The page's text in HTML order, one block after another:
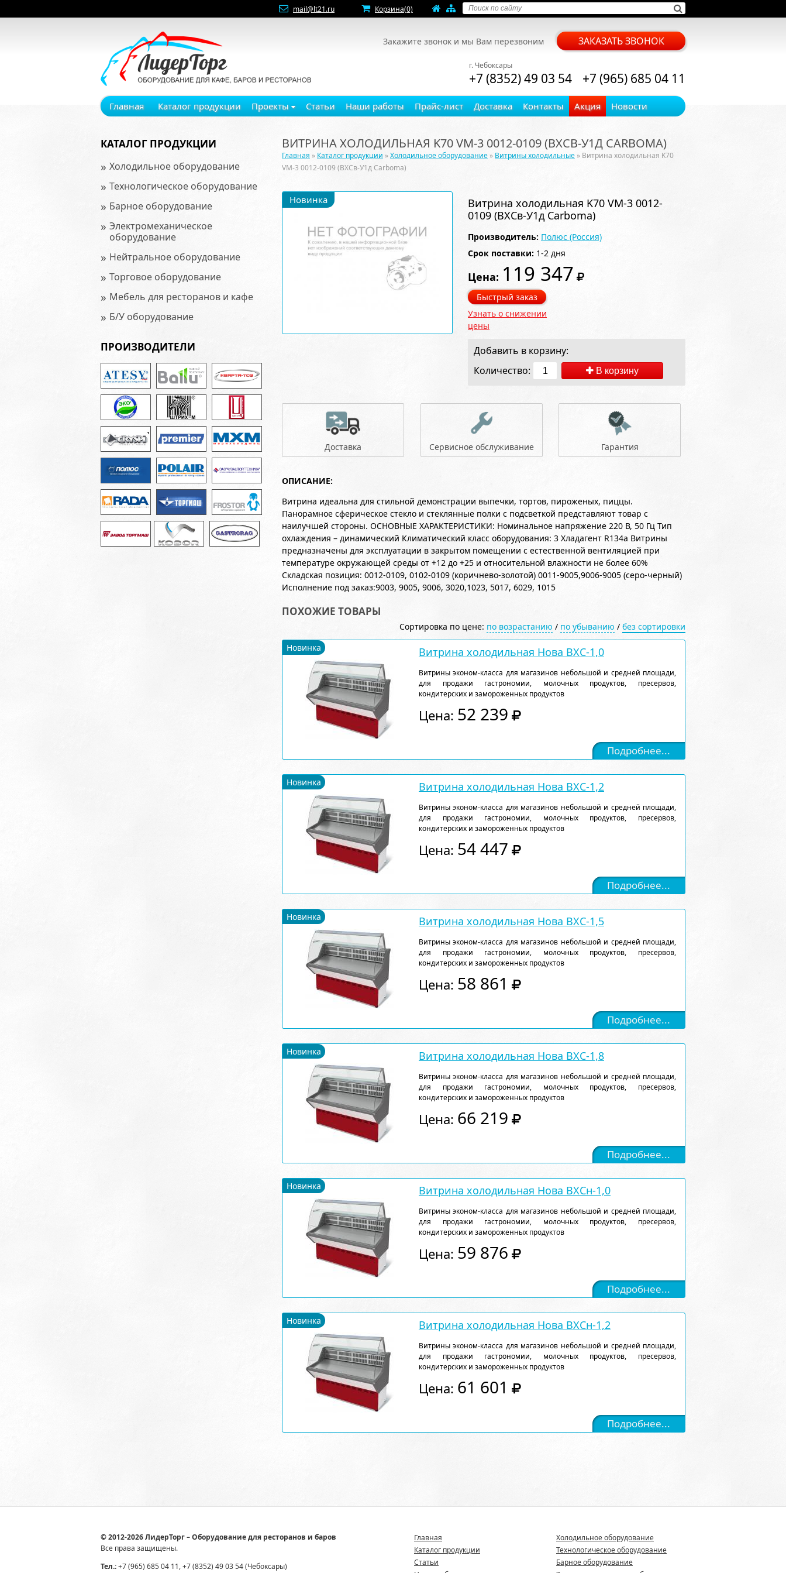
mail@lt21.ru Корзина(0)
Закажите звонок и мы Вам перезвоним ЗАКАЗАТЬ ЗВОНОК
г. Чебоксары
+7 (8352) 49 03 54 +7 (965) 685 04 11
Главная Каталог продукции Проекты Статьи Наши работы Прайс-лист Доставка Контакты Акция Новости
КАТАЛОГ ПРОДУКЦИИ
» Холодильное оборудование
» Технологическое оборудование
» Барное оборудование
» Электромеханическое
оборудование
» Нейтральное оборудование
» Торговое оборудование
» Мебель для ресторанов и кафе
» Б/У оборудование
ПРОИЗВОДИТЕЛИ
ВИТРИНА ХОЛОДИЛЬНАЯ K70 VM-3 0012-0109 (ВХСВ-У1Д CARBOMA)
Главная » Каталог продукции »Холодильное оборудование » Витрины холодильные » Витрина холодильная K70
VM-3 0012-0109 (ВХСв-У1д Carboma)
Новинка
Витрина холодильная K70 VM-3 0012-
0109 (ВХСв-У1д Carboma)
Производитель: Полюс (Россия)
Срок поставки: 1-2 дня
Цена: 119 347
Быстрый заказ
Узнать о снижении
цены
Добавить в корзину:
Количество:
В корзину
Доставка Сервисное обслуживание Гарантия
ОПИСАНИЕ:
Витрина идеальна для стильной демонстрации выпечки, тортов, пироженых, пиццы.
Панорамное сферическое стекло и стеклянные полки с подсветкой представляют товар с
наилучшей стороны. ОСНОВНЫЕ ХАРАКТЕРИСТИКИ: Номинальное напряжение 220 В, 50 Гц Тип
охлаждения – динамический Климатический класс оборудования: 3 Хладагент R134a Витрины
предназначены для эксплуатации в закрытом помещении с естественной вентиляцией при
температуре окружающей среды от +12 до +25 и относительной влажности не более 60%
Складская позиция: 0012-0109, 0102-0109 (коричнево-золотой) 0011-9005,9006-9005 (серо-черный)
Исполнение под заказ:9003, 9005, 9006, 3020,1023, 5017, 6029, 1015
ПОХОЖИЕ ТОВАРЫ
Сортировка по цене: по возрастанию / по убыванию / без сортировки
Новинка
Витрина холодильная Нова ВХС-1,0
Витрины эконом-класса для магазинов небольшой и средней площади,
для продажи гастрономии, молочных продуктов, пресервов,
кондитерских и замороженных продуктов
Цена: 52 239
Подробнее...
Новинка Витрина холодильная Нова ВХС-1,2
Витрины эконом-класса для магазинов небольшой и средней площади,
для продажи гастрономии, молочных продуктов, пресервов,
кондитерских и замороженных продуктов
Цена: 54 447
Подробнее...
Новинка Витрина холодильная Нова ВХС-1,5
Витрины эконом-класса для магазинов небольшой и средней площади,
для продажи гастрономии, молочных продуктов, пресервов,
кондитерских и замороженных продуктов
Цена: 58 861
Подробнее...
Новинка Витрина холодильная Нова ВХС-1,8
Витрины эконом-класса для магазинов небольшой и средней площади,
для продажи гастрономии, молочных продуктов, пресервов,
кондитерских и замороженных продуктов
Цена: 66 219
Подробнее...
Новинка Витрина холодильная Нова ВХСн-1,0
Витрины эконом-класса для магазинов небольшой и средней площади,
для продажи гастрономии, молочных продуктов, пресервов,
кондитерских и замороженных продуктов
Цена: 59 876
Подробнее...
Новинка Витрина холодильная Нова ВХСн-1,2
Витрины эконом-класса для магазинов небольшой и средней площади,
для продажи гастрономии, молочных продуктов, пресервов,
кондитерских и замороженных продуктов
Цена: 61 601
Подробнее...
© 2012-2026 ЛидерТорг – Оборудование для ресторанов и баров
Все права защищены.
Тел.:+7 (965) 685 04 11, +7 (8352) 49 03 54 (Чебоксары)
Главная
Каталог продукции
Статьи
Холодильное оборудование
Технологическое оборудование
Барное оборудование